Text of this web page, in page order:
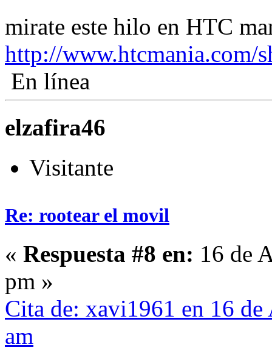
mirate este hilo en HTC
http://www.htcmania.com/
En línea
elzafira46
Visitante
Re: rootear el movil
« Respuesta #8 en: 16 de
pm »
Cita de: xavi1961 en 16
am